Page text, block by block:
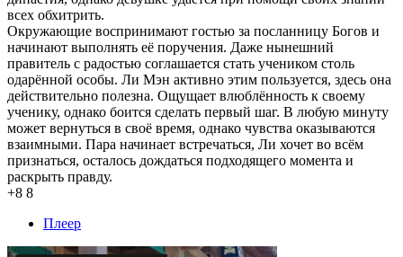
всех обхитрить.
Окружающие воспринимают гостью за посланницу Богов и
начинают выполнять её поручения. Даже нынешний
правитель с радостью соглашается стать учеником столь
одарённой особы. Ли Мэн активно этим пользуется, здесь она
действительно полезна. Ощущает влюблённость к своему
ученику, однако боится сделать первый шаг. В любую минуту
может вернуться в своё время, однако чувства оказываются
взаимными. Пара начинает встречаться, Ли хочет во всём
признаться, осталось дождаться подходящего момента и
раскрыть правду.
+8 8
Плеер